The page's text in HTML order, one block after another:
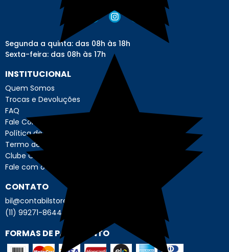
Segunda a quinta: das 08h às 18h
Sexta-feira: das 08h às 17h
INSTITUCIONAL
Quem Somos
Trocas e Devoluções
FAQ
Fale Conosco
Política de Privacidade
Termo de Uso - Usuário
Clube Contábil Store
Fale com o Encarregado de Dados
CONTATO
bil@contabilstore.org.br
(11) 99271-8644
FORMAS DE PAGAMENTO